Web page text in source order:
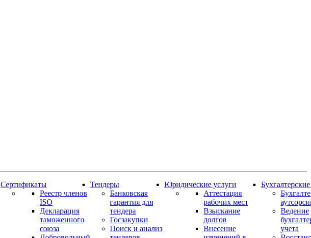
Сертификаты
Реестр членов
ISO
Декларация
таможенного
союза
Тендеры
Банковская
гарантия для
тендера
Госзакупки
Поиск и анализ
Юридические услуги
Аттестация
рабочих мест
Взыскание
долгов
Внесение
Ведение
учета